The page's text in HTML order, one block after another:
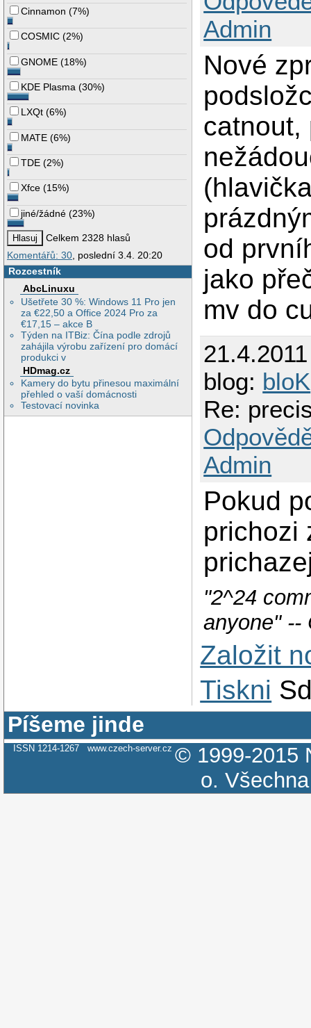
Cinnamon (7%)
COSMIC (2%)
GNOME (18%)
KDE Plasma (30%)
LXQt (6%)
MATE (6%)
TDE (2%)
Xfce (15%)
jiné/žádné (23%)
Celkem 2328 hlasů
Komentářů: 30, poslední 3.4. 20:20
Rozcestník
AbcLinuxu
Ušetřete 30 %: Windows 11 Pro jen
za €22,50 a Office 2024 Pro za
€17,15 – akce B
Týden na ITBiz: Čína podle zdrojů
zahájila výrobu zařízení pro domácí
produkci v
HDmag.cz
Kamery do bytu přinesou maximální
přehled o vaší domácnosti
Testovací novinka
Admin
Nové
catnout,
od
jako
mv do
blog: bloK
Re:
Admin
Pokud
prichozi
"2^24
anyone" --
Založit
Tiskni
Píšeme jinde
ISSN 1214-1267 www.czech-server.cz © 1999-2015
o.